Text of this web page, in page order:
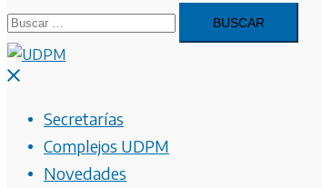
Buscar:
Cerrar
Secretarías
Complejos UDPM
Novedades